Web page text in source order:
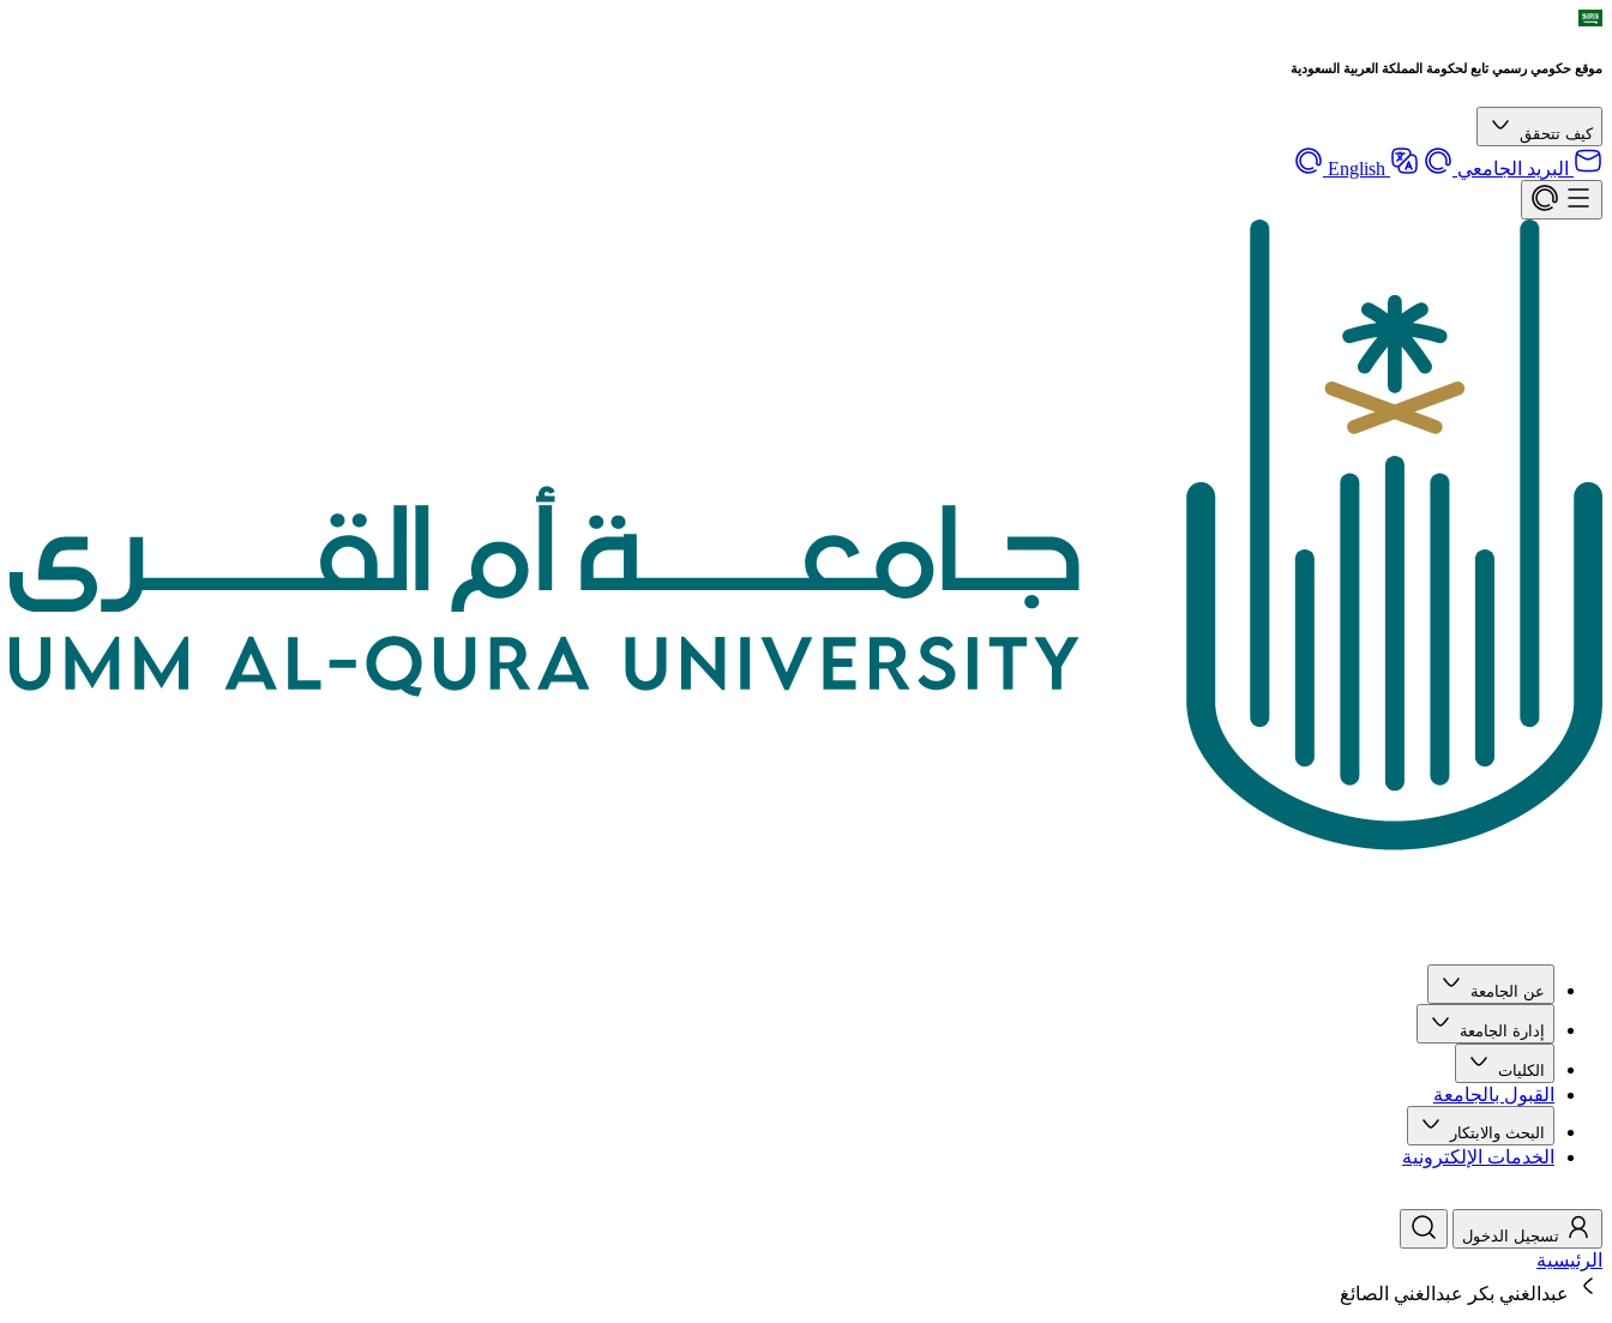
موقع حكومي رسمي تابع لحكومة المملكة العربية السعودية
كيف تتحقق
البريد الجامعي English
عن الجامعة
إدارة الجامعة
الكليات
القبول بالجامعة
البحث والابتكار
الخدمات الإلكترونية
تسجيل الدخول
الرئيسية
عبدالغني بكر عبدالغني الصائغ